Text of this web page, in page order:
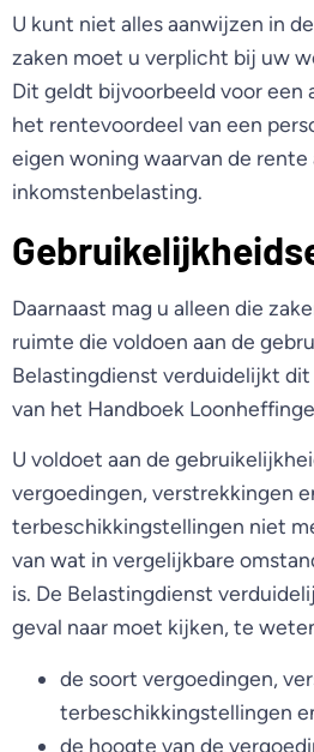
U kunt niet alles aanwijzen in
zaken moet u verplicht bij uw
Dit geldt bijvoorbeeld voor een
het rentevoordeel van een
eigen woning waarvan de rente
inkomstenbelasting.
Daarnaast mag u alleen die
ruimte die voldoen aan de
Belastingdienst verduidelijkt
van het Handboek
U voldoet aan de
vergoedingen, verstrekkingen
terbeschikkingstellingen niet
van wat in vergelijkbare
is. De Belastingdienst
geval naar moet kijken, te
de soort vergoedingen,
terbeschikkingstellingen
de hoogte van de